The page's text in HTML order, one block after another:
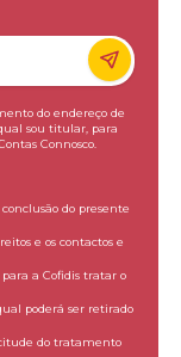
do endereço de
sou titular, para
Connosco.
do presente
e os contactos e
a Cofidis tratar o
poderá ser retirado
do tratamento